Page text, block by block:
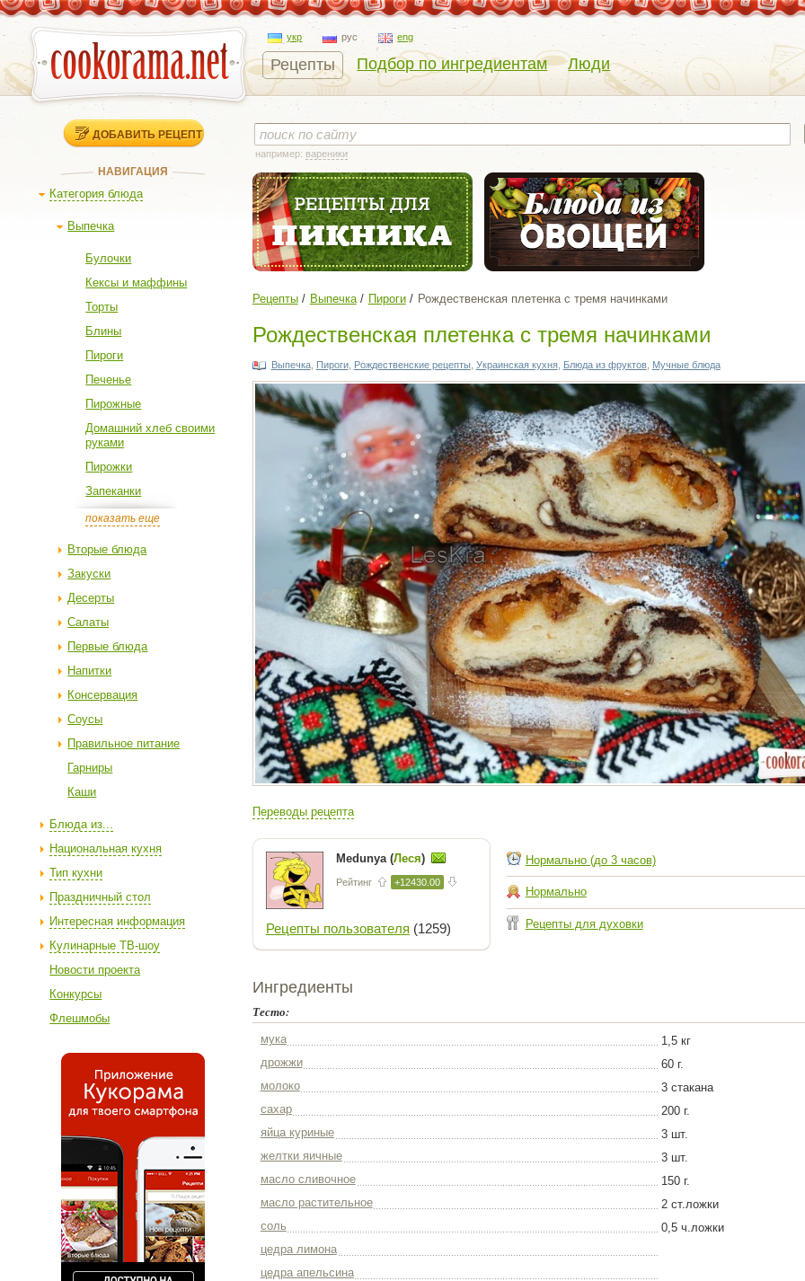
укр рус eng
Рецепты Подбор по ингредиентам Люди
ДОБАВИТЬ РЕЦЕПТ
НАВИГАЦИЯ
Категория блюда
Выпечка
Булочки
Кексы и маффины
Торты
Блины
Пироги
Печенье
Пирожные
Домашний хлеб своими
руками
Пирожки
Запеканки
показать еще
Вторые блюда
Закуски
Десерты
Салаты
Первые блюда
Напитки
Консервация
Соусы
Правильное питание
Гарниры
Каши
Блюда из...
Национальная кухня
Тип кухни
Праздничный стол
Интересная информация
Кулинарные ТВ-шоу
Новости проекта
Конкурсы
Флешмобы
например: вареники
Рецепты Выпечка Пироги Рождественская плетенка с тремя начинками
Рождественская плетенка с тремя начинками
Выпечка, Пироги, Рождественские рецепты Украинская кухня, Блюда из фруктов, Мучные блюда
Переводы рецепта
Medunya (Леся)
Рейтинг +12430.00
Рецепты пользователя (1259)
Нормально (до 3 часов)
Нормально
Рецепты для духовки
Ингредиенты
Тесто:
мука
1,5 кг
дрожжи
60 г.
молоко
3 стакана
сахар
200 г.
яйца куриные
3 шт.
желтки яичные
3 шт.
масло сливочное
150 г.
масло растительное
2 ст.ложки
соль
0,5 ч.ложки
цедра лимона
цедра апельсина